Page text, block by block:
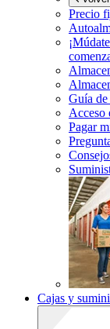
Precio
Guía de
Acceso
Pagar
Cajas y